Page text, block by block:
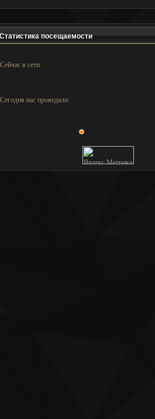
посещаемости
Сейчас в сети:
Сегодня нас проведали: